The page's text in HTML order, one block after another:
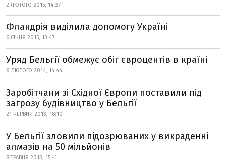
2 ЛЮТОГО 2015, 14:27
Фландрія виділила допомогу Україні
6 СІЧНЯ 2015, 13:47
Уряд Бельгії обмежує обіг євроцентів в країні
9 ЛЮТОГО 2014, 14:44
Заробітчани зі Східної Європи поставили під
загрозу будівництво у Бельгії
21 ЧЕРВНЯ 2013, 18:10
У Бельгії зловили підозрюваних у викраденні
алмазів на 50 мільйонів
8 ТРАВНЯ 2013, 15:41